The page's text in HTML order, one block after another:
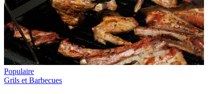
Populaire
Grils et Barbecues